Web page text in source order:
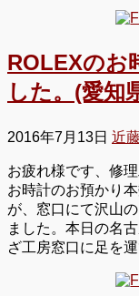
ROLEXのお
した。(愛知
2016年7月13日 近
お疲れ様です、修
お時計のお預かり
が、窓口にて沢山
ました。本日の名
ざ工房窓口に足を